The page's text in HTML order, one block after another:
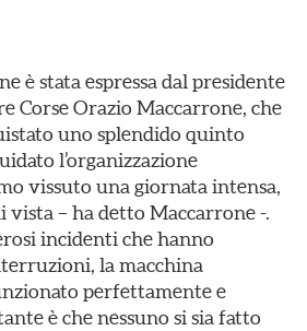
è stata espressa dal presidente
Corse Orazio Maccarrone, che
uno splendido quinto
l’organizzazione
vissuto una giornata intensa,
– ha detto Maccarrone -.
incidenti che hanno
la macchina
perfettamente e
è che nessuno si sia fatto